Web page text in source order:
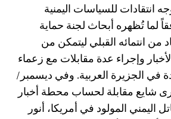
انتقادات للسياسات اليمنية
لما تُظهره أبحاث لجنة حماية
من انتمائه القبلي ليتمكن من
وإجراء عدة مقابلات مع زعماء
في الجزيرة العربية. وفي ديسمبر/
الأول 2009 أجرى شايع مقابلة لحساب محطة أخبار
اليمني المولود في أمريكا، أنور